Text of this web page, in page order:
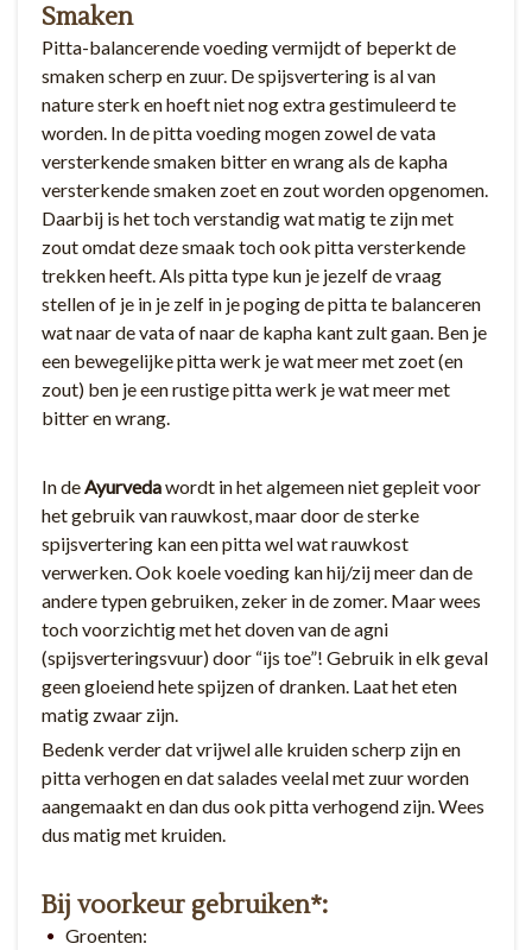
Smaken
Pitta-balancerende voeding vermijdt of beperkt de
smaken scherp en zuur. De spijsvertering is al van
nature sterk en hoeft niet nog extra gestimuleerd te
worden. In de pitta voeding mogen zowel de vata
versterkende smaken bitter en wrang als de kapha
versterkende smaken zoet en zout worden opgenomen.
Daarbij is het toch verstandig wat matig te zijn met
zout omdat deze smaak toch ook pitta versterkende
trekken heeft. Als pitta type kun je jezelf de vraag
stellen of je in je zelf in je poging de pitta te balanceren
wat naar de vata of naar de kapha kant zult gaan. Ben je
een bewegelijke pitta werk je wat meer met zoet (en
zout) ben je een rustige pitta werk je wat meer met
bitter en wrang.
In deAyurvedawordt in het algemeen niet gepleit voor
het gebruik van rauwkost, maar door de sterke
spijsvertering kan een pitta wel wat rauwkost
verwerken. Ook koele voeding kan hij/zij meer dan de
andere typen gebruiken, zeker in de zomer. Maar wees
toch voorzichtig met het doven van de agni
(spijsverteringsvuur) door “ijs toe”! Gebruik in elk geval
geen gloeiend hete spijzen of dranken. Laat het eten
matig zwaar zijn.
Bedenk verder dat vrijwel alle kruiden scherp zijn en
pitta verhogen en dat salades veelal met zuur worden
aangemaakt en dan dus ook pitta verhogend zijn. Wees
dus matig met kruiden.
Bij voorkeur gebruiken*:
Groenten: